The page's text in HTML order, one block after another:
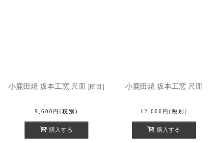
小鹿田焼 坂本工窯 尺皿 [櫛目]
9,600 円 (税別)
購入する
小鹿田焼 坂本工窯 尺皿
12,000 円 (税別)
購入する